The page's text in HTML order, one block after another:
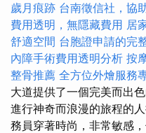
歲月痕跡 台南徵信社，協
費用透明，無隱藏費用 居
舒適空間 台胞證申請的完
內障手術費用透明分析 按
整骨推薦 全方位外燴服務
大道提供了一個完美而出
進行神奇而浪漫的旅程的
務員穿著時尚，非常敏感